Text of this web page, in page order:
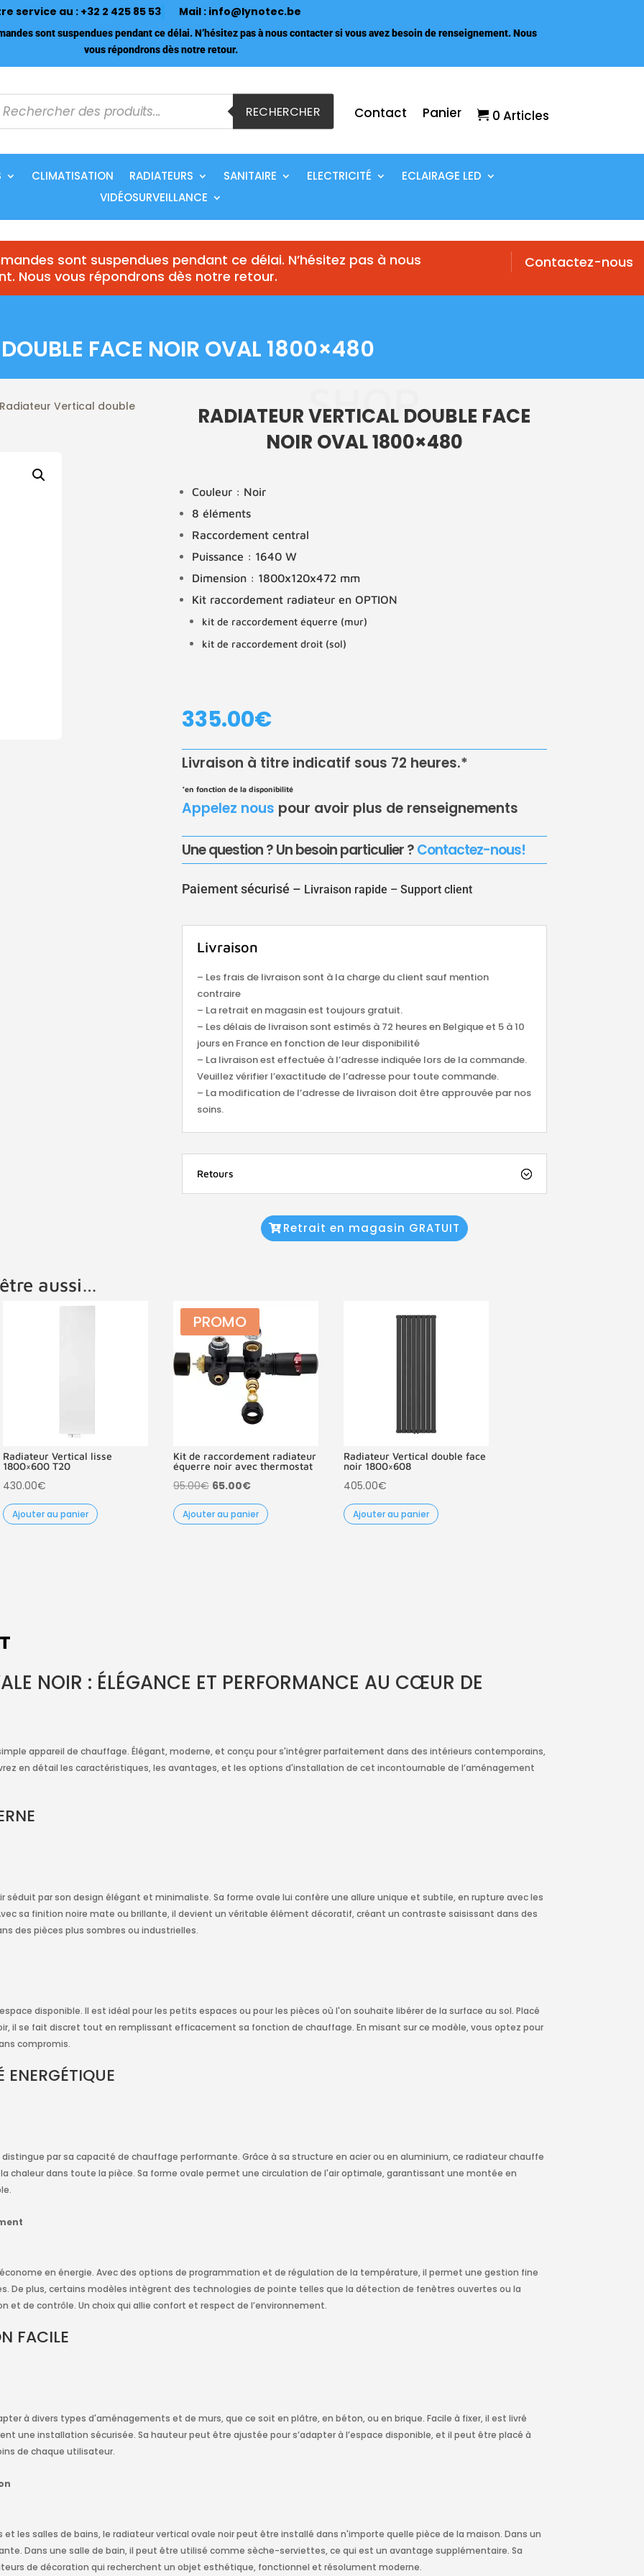
service au : +32 2 425 85 53 Mail : info@lynotec.be
sont suspendues pendant ce délai. N’hésitez pas à nous contacter si vous avez besoin de renseignement. Nous
vous répondrons dès notre retour.
RECHERCHER Contact Panier 0 Articles
CLIMATISATION RADIATEURS SANITAIRE ELECTRICITÉ
ECLAIRAGE LED
VIDÉOSURVEILLANCE
Contactez-nous
sont suspendues pendant ce délai. N’hésitez pas à nous
Nous vous répondrons dès notre retour.
FACE NOIR OVAL 1800×480
Vertical double
SHOP
RADIATEUR VERTICAL DOUBLE FACE
NOIR OVAL 1800×480
Couleur : Noir
8 éléments
Raccordement central
Puissance : 1640 W
Dimension : 1800x120x472 mm
Kit raccordement radiateur en OPTION
kit de raccordement équerre (mur)
kit de raccordement droit (sol)
335.00€
Livraison à titre indicatif sous 72 heures.*
*en fonction de la disponibilité
Appelez nous pour avoir plus de renseignements
Une question ? Un besoin particulier ?Contactez-nous!
Paiement sécurisé – Livraison rapide –Support client
Livraison
– Les frais de livraison sont à la charge du client sauf mention
contraire
– La retrait en magasin est toujours gratuit.
– Les délais de livraison sont estimés à 72 heures en Belgique et 5 à 10
jours en France en fonction de leur disponibilité
– La livraison est effectuée à l’adresse indiquée lors de la commande.
Veuillez vérifier l’exactitude de l’adresse pour toute commande.
– La modification de l’adresse de livraison doit être approuvée par nos
soins.
Retours
Retrait en magasin GRATUIT
aussi…
Radiateur Vertical lisse
1800×600 T20
430.00€
Ajouter au panier
PROMO
Kit de raccordement radiateur
équerre noir avec thermostat
95.00€ Le
prix
initial
65.00€Le
prix
actuel
Ajouter au panier
Radiateur Vertical double face
noir 1800×608
405.00€
Ajouter au panier
NOIR : ÉLÉGANCE ET PERFORMANCE AU CŒUR DE
appareil de chauffage. Élégant, moderne, et conçu pour s'intégrer parfaitement dans des intérieurs contemporains,
en détail les caractéristiques, les avantages, et les options d'installation de cet incontournable de l’aménagement
séduit par son design élégant et minimaliste. Sa forme ovale lui confère une allure unique et subtile, en rupture avec les
sa finition noire mate ou brillante, il devient un véritable élément décoratif, créant un contraste saisissant dans des
des pièces plus sombres ou industrielles.
disponible. Il est idéal pour les petits espaces ou pour les pièces où l'on souhaite libérer de la surface au sol. Placé
il se fait discret tout en remplissant efficacement sa fonction de chauffage. En misant sur ce modèle, vous optez pour
compromis.
ENERGÉTIQUE
par sa capacité de chauffage performante. Grâce à sa structure en acier ou en aluminium, ce radiateur chauffe
chaleur dans toute la pièce. Sa forme ovale permet une circulation de l'air optimale, garantissant une montée en
en énergie. Avec des options de programmation et de régulation de la température, il permet une gestion fine
De plus, certains modèles intègrent des technologies de pointe telles que la détection de fenêtres ouvertes ou la
et de contrôle. Un choix qui allie confort et respect de l’environnement.
FACILE
à divers types d'aménagements et de murs, que ce soit en plâtre, en béton, ou en brique. Facile à fixer, il est livré
une installation sécurisée. Sa hauteur peut être ajustée pour s’adapter à l’espace disponible, et il peut être placé à
de chaque utilisateur.
les salles de bains, le radiateur vertical ovale noir peut être installé dans n'importe quelle pièce de la maison. Dans un
Dans une salle de bain, il peut être utilisé comme sèche-serviettes, ce qui est un avantage supplémentaire. Sa
de décoration qui recherchent un objet esthétique, fonctionnel et résolument moderne.